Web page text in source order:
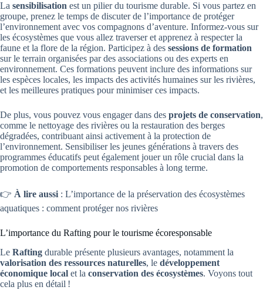
La sensibilisation est un pilier du tourisme durable. Si vous partez en
groupe, prenez le temps de discuter de l’importance de protéger
l’environnement avec vos compagnons d’aventure. Informez-vous sur
les écosystèmes que vous allez traverser et apprenez à respecter la
faune et la flore de la région. Participez à des sessions de formation
sur le terrain organisées par des associations ou des experts en
environnement. Ces formations peuvent inclure des informations sur
les espèces locales, les impacts des activités humaines sur les rivières,
et les meilleures pratiques pour minimiser ces impacts.
De plus, vous pouvez vous engager dans des projets de conservation,
comme le nettoyage des rivières ou la restauration des berges
dégradées, contribuant ainsi activement à la protection de
l’environnement. Sensibiliser les jeunes générations à travers des
programmes éducatifs peut également jouer un rôle crucial dans la
promotion de comportements responsables à long terme.
👉 À lire aussi : L’importance de la préservation des écosystèmes
aquatiques : comment protéger nos rivières
L’importance du Rafting pour le tourisme écoresponsable
Le Rafting durable présente plusieurs avantages, notamment la
valorisation des ressources naturelles, le développement
économique local et la conservation des écosystèmes. Voyons tout
cela plus en détail !